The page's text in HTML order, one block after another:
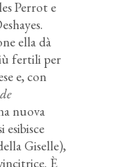
Perrot e
ella dà
fertili per
e, con
nuova
esibisce
Giselle),
È